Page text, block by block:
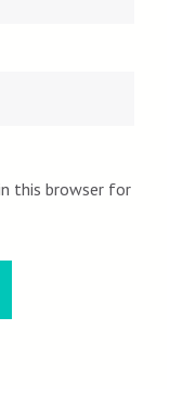
this browser for